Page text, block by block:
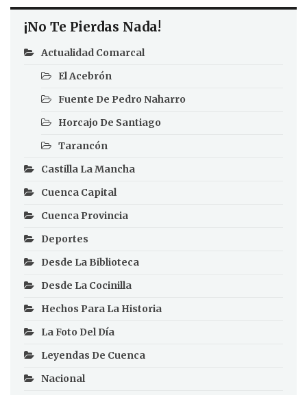
¡No Te Pierdas Nada!
Actualidad Comarcal
El Acebrón
Fuente De Pedro Naharro
Horcajo De Santiago
Tarancón
Castilla La Mancha
Cuenca Capital
Cuenca Provincia
Deportes
Desde La Biblioteca
Desde La Cocinilla
Hechos Para La Historia
La Foto Del Día
Leyendas De Cuenca
Nacional